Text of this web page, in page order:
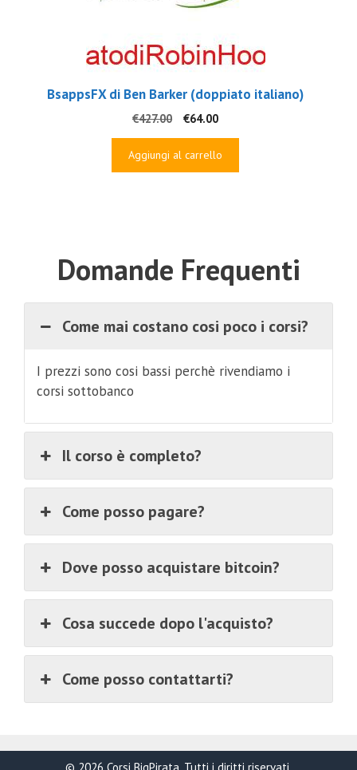
BsappsFX di Ben Barker (doppiato italiano)
€427.00
Il
prezzo
originale
€64.00Il
prezzo
attuale
Aggiungi al carrello
Domande Frequenti
Come mai costano cosi poco i corsi?
I prezzi sono cosi bassi perchè rivendiamo i
corsi sottobanco
Il corso è completo?
Come posso pagare?
Dove posso acquistare bitcoin?
Cosa succede dopo l'acquisto?
Come posso contattarti?
prezzo
€23.00
prezzo